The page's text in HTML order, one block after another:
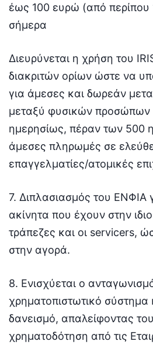
έως 100 ευρώ (από περίπου
σήμερα
Διευρύνεται η χρήση του
διακριτών ορίων ώστε να
για άμεσες και δωρεάν
μεταξύ φυσικών
ημερησίως, πέραν των 500
άμεσες πληρωμές σε
επαγγελματίες/ατομικές
7. Διπλασιασμός του ΕΝΦΙΑ
ακίνητα που έχουν στην
τράπεζες και οι servicers,
στην αγορά.
8. Ενισχύεται ο
χρηματοπιστωτικό
δανεισμό, απαλείφοντας
χρηματοδότηση από τις